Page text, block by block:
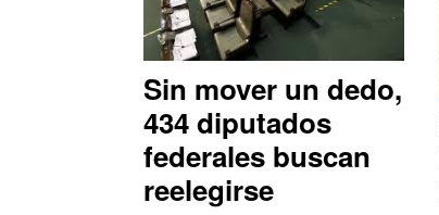
Sin mover un dedo,
434 diputados
federales buscan
reelegirse